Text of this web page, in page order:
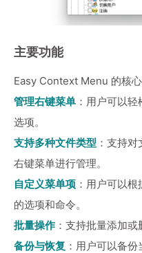
主要功能
Easy Context Menu 的核心
管理右键菜单 ：用户可以
选项。
支持多种文件类型 ：支持
右键菜单进行管理。
自定义菜单项 ：用户可以
的选项和命令。
批量操作 ：支持批量添加
备份与恢复 ：用户可以备